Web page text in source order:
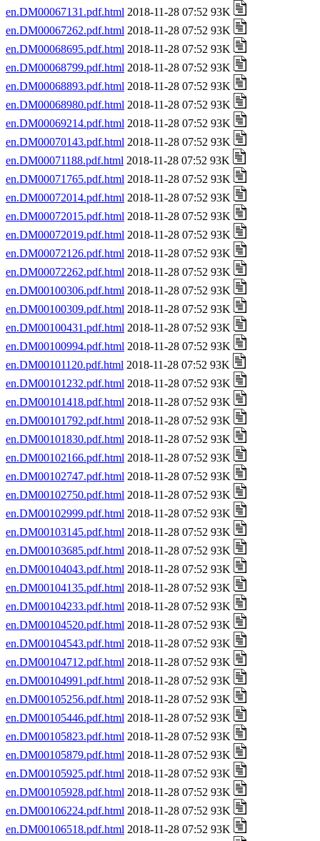
en.DM00067131.pdf.html 2018-11-28 07:52 93K
en.DM00067262.pdf.html 2018-11-28 07:52 93K
en.DM00068695.pdf.html 2018-11-28 07:52 93K
en.DM00068799.pdf.html 2018-11-28 07:52 93K
en.DM00068893.pdf.html 2018-11-28 07:52 93K
en.DM00068980.pdf.html 2018-11-28 07:52 93K
en.DM00069214.pdf.html 2018-11-28 07:52 93K
en.DM00070143.pdf.html 2018-11-28 07:52 93K
en.DM00071188.pdf.html 2018-11-28 07:52 93K
en.DM00071765.pdf.html 2018-11-28 07:52 93K
en.DM00072014.pdf.html 2018-11-28 07:52 93K
en.DM00072015.pdf.html 2018-11-28 07:52 93K
en.DM00072019.pdf.html 2018-11-28 07:52 93K
en.DM00072126.pdf.html 2018-11-28 07:52 93K
en.DM00072262.pdf.html 2018-11-28 07:52 93K
en.DM00100306.pdf.html 2018-11-28 07:52 93K
en.DM00100309.pdf.html 2018-11-28 07:52 93K
en.DM00100431.pdf.html 2018-11-28 07:52 93K
en.DM00100994.pdf.html 2018-11-28 07:52 93K
en.DM00101120.pdf.html 2018-11-28 07:52 93K
en.DM00101232.pdf.html 2018-11-28 07:52 93K
en.DM00101418.pdf.html 2018-11-28 07:52 93K
en.DM00101792.pdf.html 2018-11-28 07:52 93K
en.DM00101830.pdf.html 2018-11-28 07:52 93K
en.DM00102166.pdf.html 2018-11-28 07:52 93K
en.DM00102747.pdf.html 2018-11-28 07:52 93K
en.DM00102750.pdf.html 2018-11-28 07:52 93K
en.DM00102999.pdf.html 2018-11-28 07:52 93K
en.DM00103145.pdf.html 2018-11-28 07:52 93K
en.DM00103685.pdf.html 2018-11-28 07:52 93K
en.DM00104043.pdf.html 2018-11-28 07:52 93K
en.DM00104135.pdf.html 2018-11-28 07:52 93K
en.DM00104233.pdf.html 2018-11-28 07:52 93K
en.DM00104520.pdf.html 2018-11-28 07:52 93K
en.DM00104543.pdf.html 2018-11-28 07:52 93K
en.DM00104712.pdf.html 2018-11-28 07:52 93K
en.DM00104991.pdf.html 2018-11-28 07:52 93K
en.DM00105256.pdf.html 2018-11-28 07:52 93K
en.DM00105446.pdf.html 2018-11-28 07:52 93K
en.DM00105823.pdf.html 2018-11-28 07:52 93K
en.DM00105879.pdf.html 2018-11-28 07:52 93K
en.DM00105925.pdf.html 2018-11-28 07:52 93K
en.DM00105928.pdf.html 2018-11-28 07:52 93K
en.DM00106224.pdf.html 2018-11-28 07:52 93K
en.DM00106518.pdf.html 2018-11-28 07:52 93K